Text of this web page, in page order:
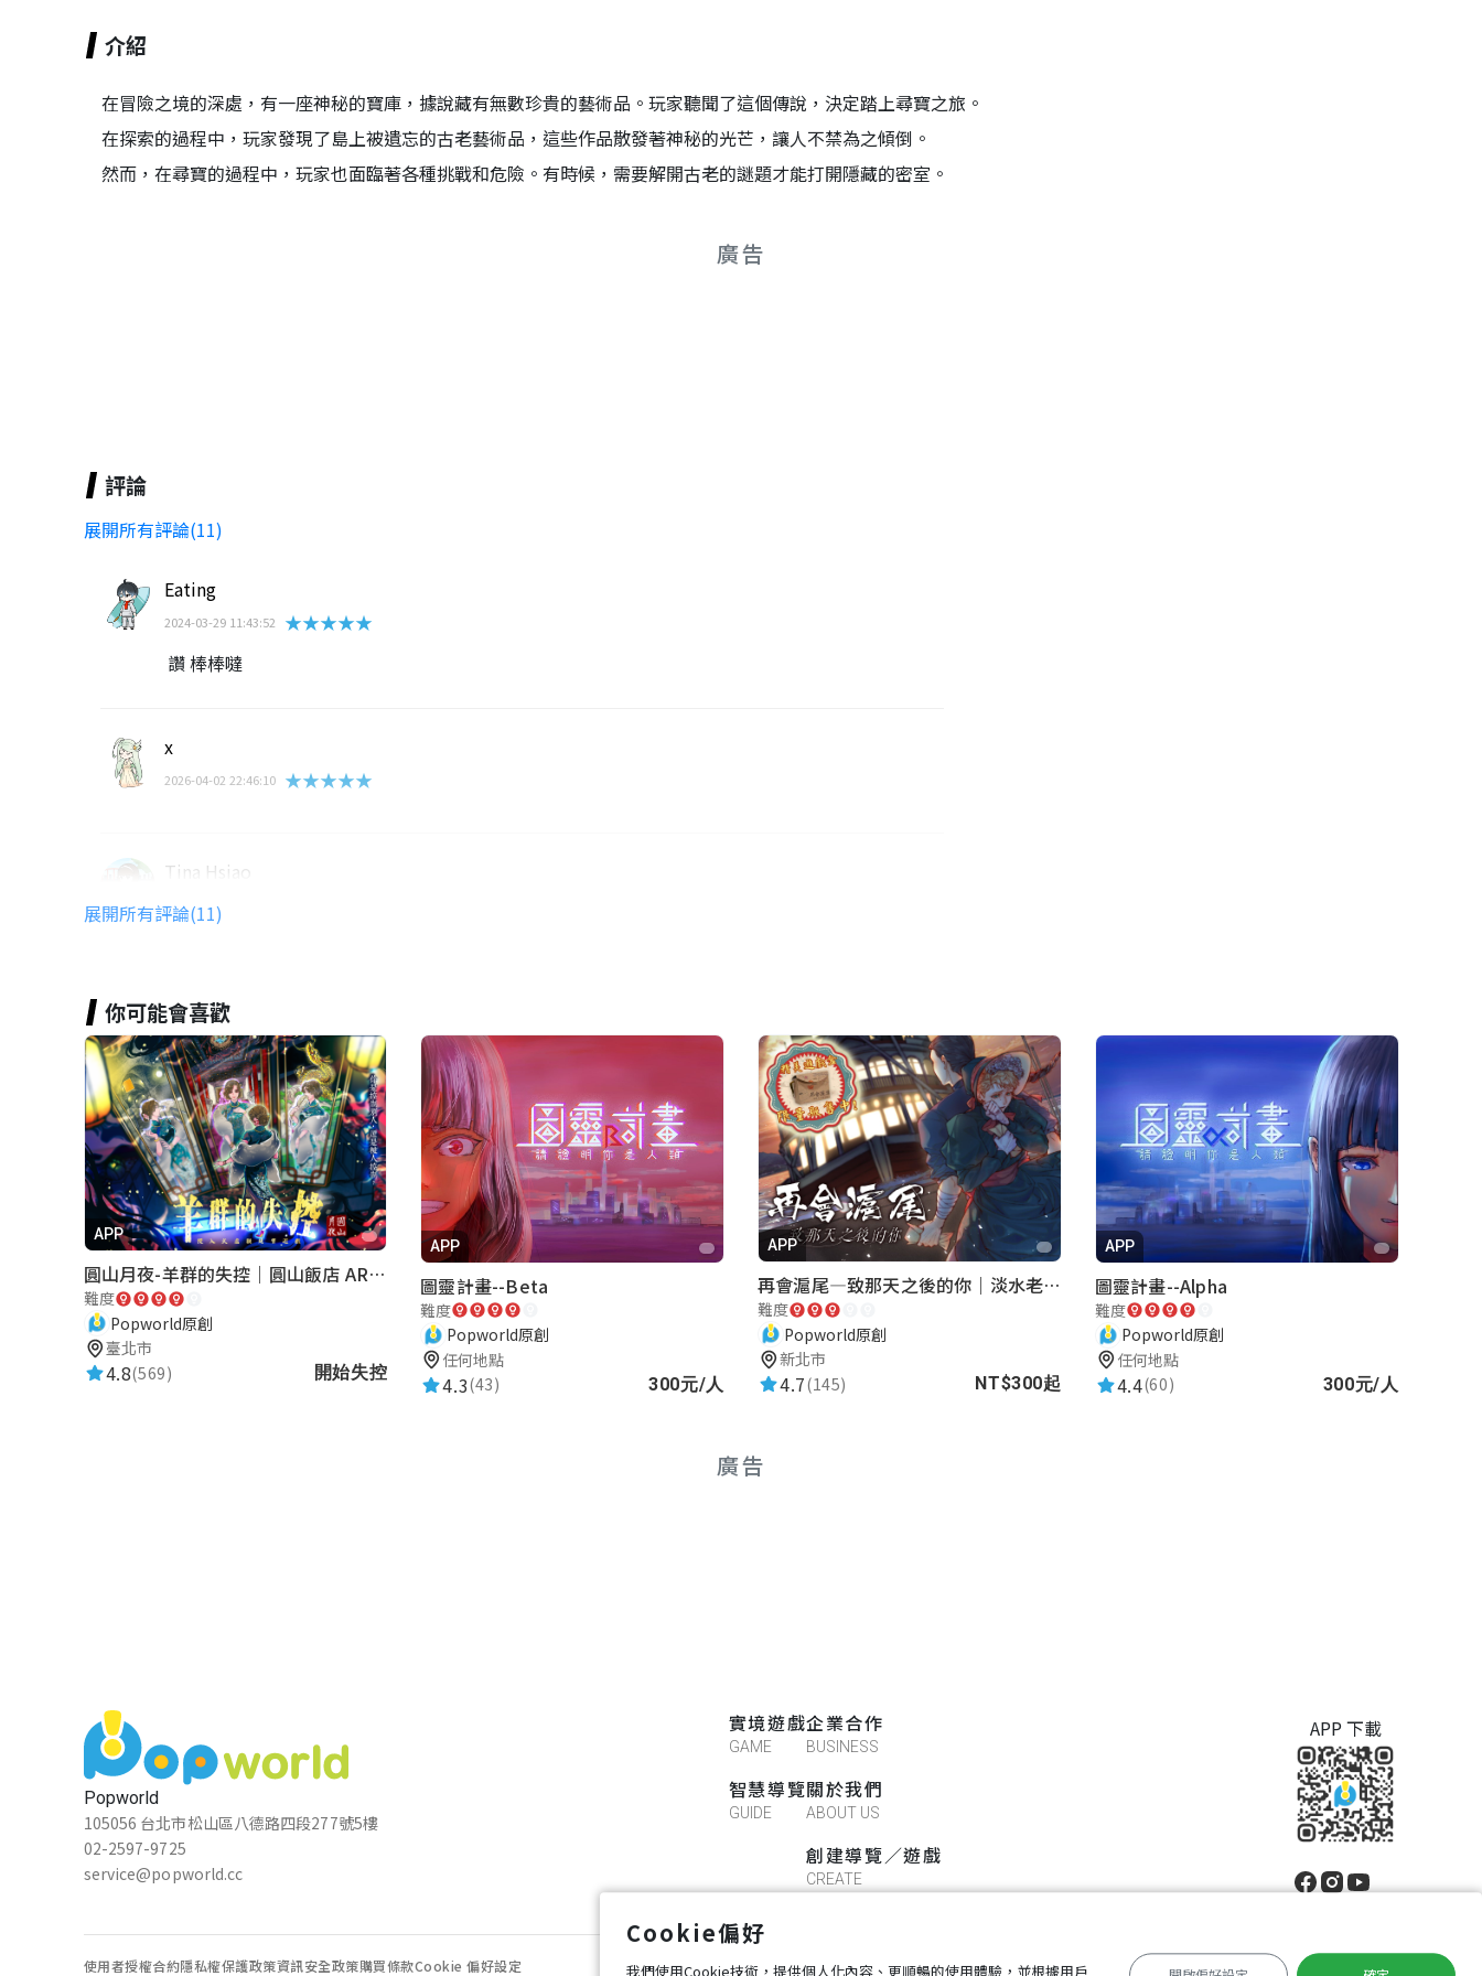
介紹
在冒險之境的深處，有一座神秘的寶庫，據說藏有無數珍貴的藝術品。玩家聽聞了這個傳說，決定踏上尋寶之旅。
在探索的過程中，玩家發現了島上被遺忘的古老藝術品，這些作品散發著神秘的光芒，讓人不禁為之傾倒。
然而，在尋寶的過程中，玩家也面臨著各種挑戰和危險。有時候，需要解開古老的謎題才能打開隱藏的密室。
廣告
評論
展開所有評論(11)
Eating
2024-03-29 11:43:52
★★★★★
讚 棒棒噠
x
2026-04-02 22:46:10 ★★★★★
Tina Hsiao
2024-09-12 22:57:29
芫瑄
星滿意足
2024-08-13 21:54:32 ★★★★★
敏恩 徐
2024-04-19 13:33:38 ★★★★★
姿均 劉
2024-04-19 13:33:15
紫沅
★★★★★
展開所有評論(11)
你可能會喜歡
APP
圓山月夜-羊群的失控｜圓山飯店 ARG實境解謎遊戲
難度
Popworld原創
臺北市
4.8(569) 開始失控
APP
圖靈計畫--Beta
難度
Popworld原創
任何地點
4.3(43) 300元/人
APP
再會滬尾—致那天之後的你｜淡水老街實境遊戲｜實體遊戲盒
難度
Popworld原創
新北市
4.7(145) NT$300起
APP
圖靈計畫--Alpha
難度
Popworld原創
任何地點
4.4(60) 300元/人
廣告
Popworld
105056 台北市松山區八德路四段277號5樓
02-2597-9725
service@popworld.cc
實境遊戲
GAME
智慧導覽
GUIDE
企業合作
BUSINESS
關於我們
ABOUT US
創建導覽／遊戲
CREATE
APP 下載
使用者授權合約隱私權保護政策資訊安全政策購買條款Cookie 偏好設定
Cookie偏好
我們使用Cookie技術，提供個人化內容、更順暢的使用體驗，並根據用戶